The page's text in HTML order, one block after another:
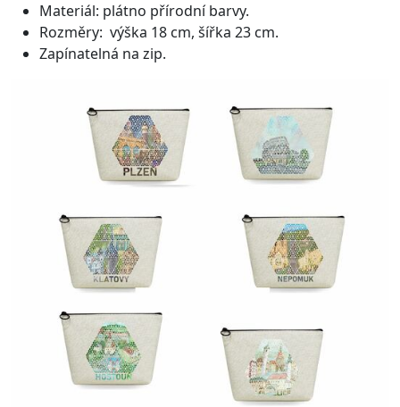
Materiál: plátno přírodní barvy.
Rozměry: výška 18 cm, šířka 23 cm.
Zapínatelná na zip.